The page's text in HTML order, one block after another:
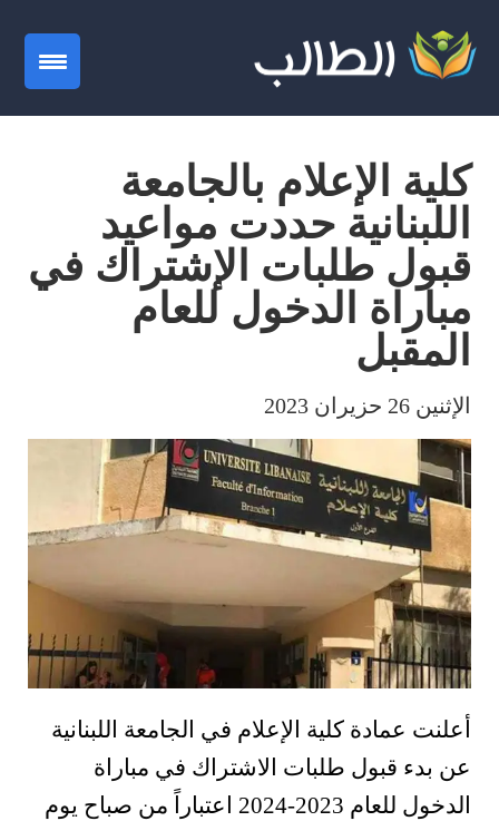
كلية الإعلام بالجامعة
اللبنانية حددت مواعيد
قبول طلبات الإشتراك في
مباراة الدخول للعام
المقبل
الإثنين 26 حزيران 2023
أعلنت عمادة كلية الإعلام في الجامعة اللبنانية
عن بدء قبول طلبات الاشتراك في مباراة
الدخول للعام 2023-2024 اعتباراً من صباح يوم